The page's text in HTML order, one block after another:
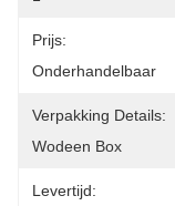
Prijs:
Onderhandelbaar
Verpakking Details:
Wodeen Box
Levertijd: